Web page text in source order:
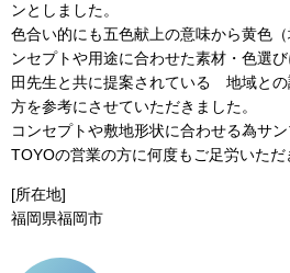
ンとしました。
色合い的にも五色献上の意味から黄色
ンセプトや用途に合わせた素材・色選
田先生と共に提案されている 地域と
方を参考にさせていただきました。
コンセプトや敷地形状に合わせる為サ
TOYOの営業の方に何度もご足労いただ
[所在地]
福岡県福岡市